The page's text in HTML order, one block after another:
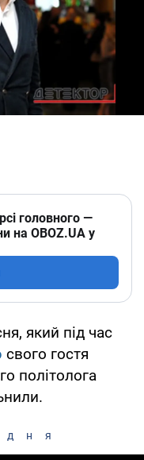
головного —
на OBOZ.UA у
який під час
свого гостя
політолога